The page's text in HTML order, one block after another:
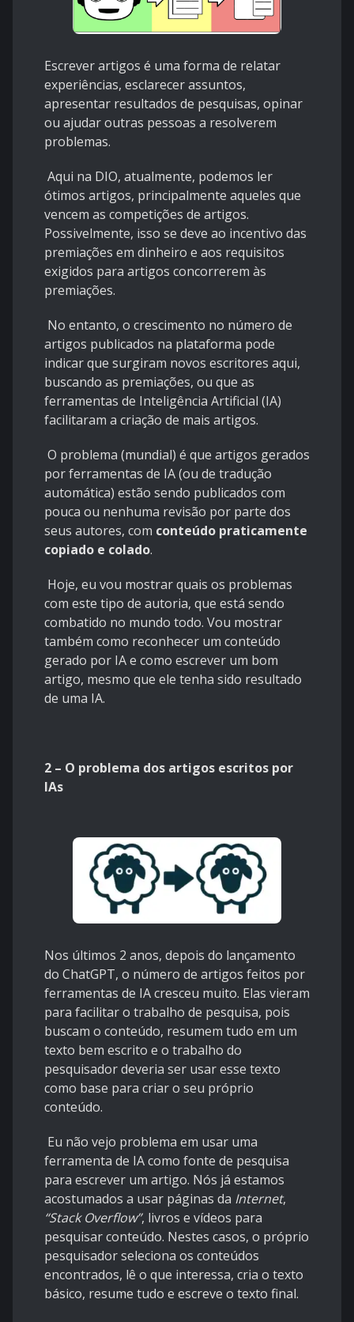
Escrever artigos é uma forma de relatar
experiências, esclarecer assuntos,
apresentar resultados de pesquisas, opinar
ou ajudar outras pessoas a resolverem
problemas.
Aqui na DIO, atualmente, podemos ler
ótimos artigos, principalmente aqueles que
vencem as competições de artigos.
Possivelmente, isso se deve ao incentivo das
premiações em dinheiro e aos requisitos
exigidos para artigos concorrerem às
premiações.
No entanto, o crescimento no número de
artigos publicados na plataforma pode
indicar que surgiram novos escritores aqui,
buscando as premiações, ou que as
ferramentas de Inteligência Artificial (IA)
facilitaram a criação de mais artigos.
O problema (mundial) é que artigos gerados
por ferramentas de IA (ou de tradução
automática) estão sendo publicados com
pouca ou nenhuma revisão por parte dos
seus autores, com conteúdo praticamente
copiado e colado.
Hoje, eu vou mostrar quais os problemas
com este tipo de autoria, que está sendo
combatido no mundo todo. Vou mostrar
também como reconhecer um conteúdo
gerado por IA e como escrever um bom
artigo, mesmo que ele tenha sido resultado
de uma IA.
2 – O problema dos artigos escritos por
IAs
Nos últimos 2 anos, depois do lançamento
do ChatGPT, o número de artigos feitos por
ferramentas de IA cresceu muito. Elas vieram
para facilitar o trabalho de pesquisa, pois
buscam o conteúdo, resumem tudo em um
texto bem escrito e o trabalho do
pesquisador deveria ser usar esse texto
como base para criar o seu próprio
conteúdo.
Eu não vejo problema em usar uma
ferramenta de IA como fonte de pesquisa
para escrever um artigo. Nós já estamos
acostumados a usar páginas da Internet,
“Stack Overflow”, livros e vídeos para
pesquisar conteúdo. Nestes casos, o próprio
pesquisador seleciona os conteúdos
encontrados, lê o que interessa, cria o texto
básico, resume tudo e escreve o texto final.